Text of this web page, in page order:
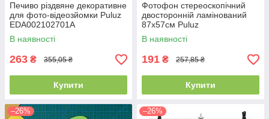
Печиво різдвяне декоративне
для фото-відеозйомки Puluz
EDA002102701A
В наявності
263 ₴ 355,05 ₴
Купити
Фотофон стереоскопічний
двосторонній ламінований
87x57см Puluz
TBD0602108701M
В наявності
191 ₴ 257,85 ₴
Купити
–26% –26%